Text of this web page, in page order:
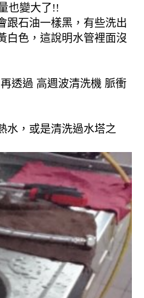
也變大了!!
跟石油一樣黑，有些洗出
白色，這說明水管裡面沒
透過 高週波清洗機 脈衝
水，或是清洗過水塔之